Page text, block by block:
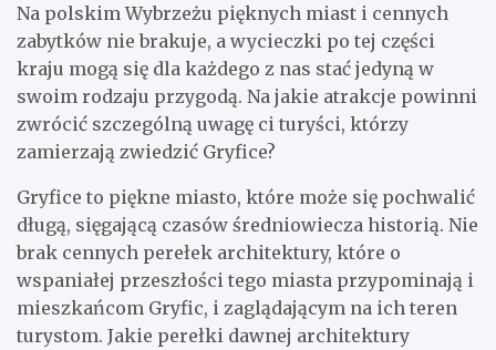
Na polskim Wybrzeżu pięknych miast i cennych
zabytków nie brakuje, a wycieczki po tej części
kraju mogą się dla każdego z nas stać jedyną w
swoim rodzaju przygodą. Na jakie atrakcje powinni
zwrócić szczególną uwagę ci turyści, którzy
zamierzają zwiedzić Gryfice?
Gryfice to piękne miasto, które może się pochwalić
długą, sięgającą czasów średniowiecza historią. Nie
brak cennych perełek architektury, które o
wspaniałej przeszłości tego miasta przypominają i
mieszkańcom Gryfic, i zaglądającym na ich teren
turystom. Jakie perełki dawnej architektury